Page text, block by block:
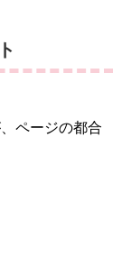
ページの都合